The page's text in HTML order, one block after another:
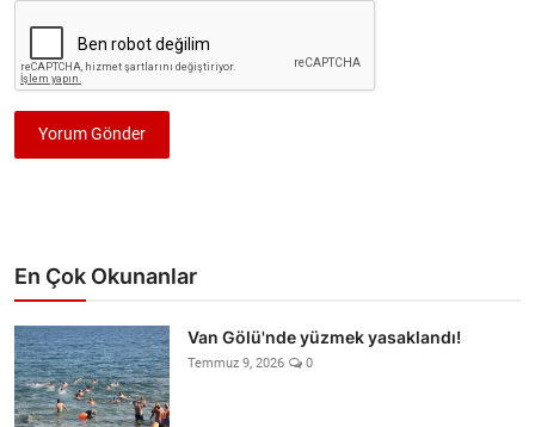
Yorum Gönder
En Çok Okunanlar
Van Gölü'nde yüzmek yasaklandı!
Temmuz 9, 2026 0